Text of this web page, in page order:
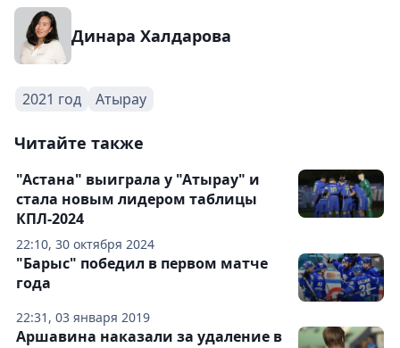
Динара Халдарова
2021 год Атырау
Читайте также
22:10, 30 октября 2024
"Астана" выиграла у "Атырау" и
стала новым лидером таблицы
КПЛ-2024
22:31, 03 января 2019
"Барыс" победил в первом матче
года
Аршавина наказали за удаление в